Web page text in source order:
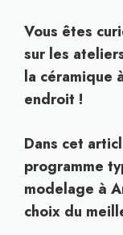
Vous êtes
sur les
la céramique
endroit !
Dans cet
programme
modelage à
choix du